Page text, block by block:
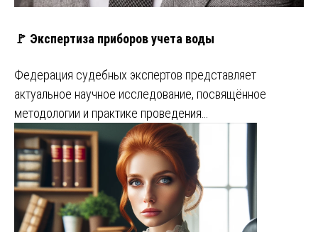
🚩 Экспертиза приборов учета воды
Федерация судебных экспертов представляет
актуальное научное исследование, посвящённое
методологии и практике проведения…